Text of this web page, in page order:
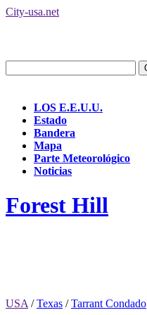
City-usa.net
LOS E.E.U.U.
Estado
Bandera
Mapa
Parte Meteorológico
Noticias
Forest Hill
USA /Texas /Tarrant Condado